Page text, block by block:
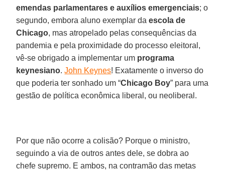
emendas parlamentares e auxílios emergenciais; o
segundo, embora aluno exemplar daescola de
Chicago, mas atropelado pelas consequências da
pandemia e pela proximidade do processo eleitoral,
vê-se obrigado a implementar um programa
keynesiano.John Keynes! Exatamente o inverso do
que poderia ter sonhado um “Chicago Boy” para uma
gestão de política econômica liberal, ou neoliberal.
Por que não ocorre a colisão? Porque o ministro,
seguindo a via de outros antes dele, se dobra ao
chefe supremo. E ambos, na contramão das metas